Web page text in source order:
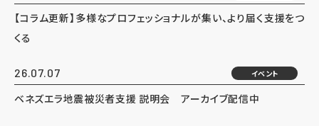
【コラム更新】多様なプロフェッショナルが集い、より届く支援をつ
くる
26.07.07 イベント
ベネズエラ地震被災者支援 説明会 アーカイブ配信中